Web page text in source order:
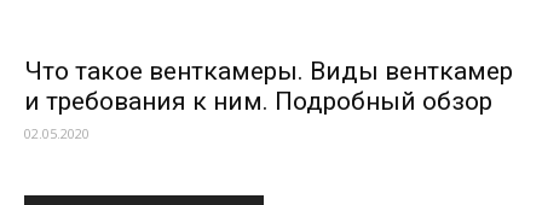
Что такое венткамеры. Виды венткамер
и требования к ним. Подробный обзор
02.05.2020